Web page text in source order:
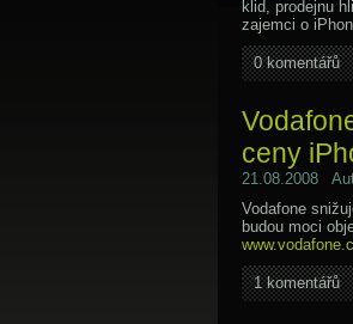
klid, prodejnu
zajemci o
0 komentářů
ceny
21.08.2008
Vodafone
budou moci
1 komentářů